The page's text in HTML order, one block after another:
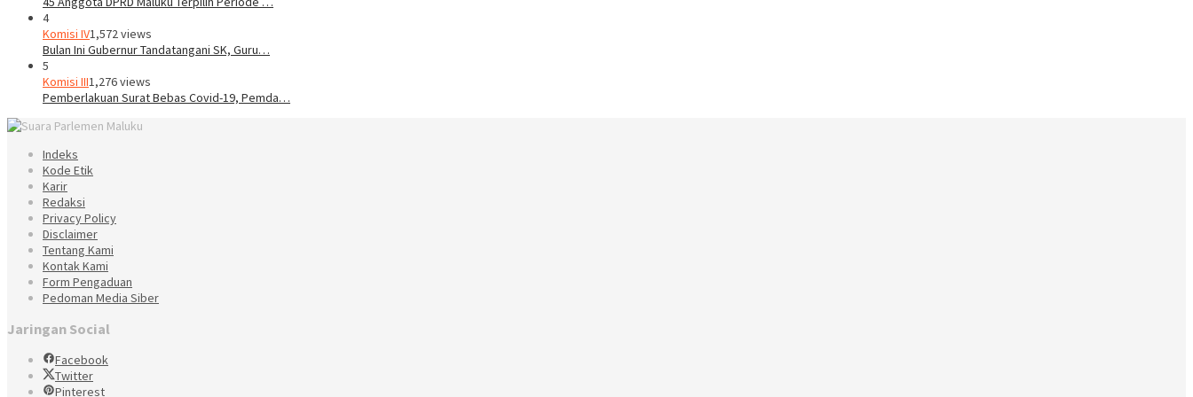
4
Komisi IV1,572 views
Bulan Ini Gubernur Tandatangani SK, Guru…
5
Komisi III1,276 views
Pemberlakuan Surat Bebas Covid-19, Pemda…
Indeks
Kode Etik
Karir
Redaksi
Privacy Policy
Disclaimer
Tentang Kami
Kontak Kami
Form Pengaduan
Pedoman Media Siber
Jaringan Social
Facebook
Twitter
Pinterest